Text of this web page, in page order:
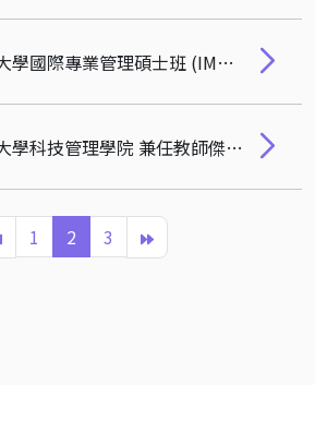
19. 國立清華大學國際專業管理碩士班 (IMBA)研究生輔導費辦法
20. 國立清華大學科技管理學院 兼任教師傑出教學獎設置辦法
1 2 3